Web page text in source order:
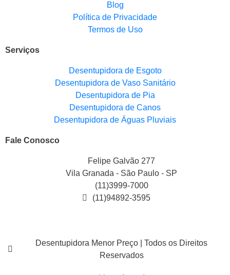
Blog
Política de Privacidade
Termos de Uso
Serviços
Desentupidora de Esgoto
Desentupidora de Vaso Sanitário
Desentupidora de Pia
Desentupidora de Canos
Desentupidora de Águas Pluviais
Fale Conosco
Felipe Galvão 277
Vila Granada - São Paulo - SP
(11)3999-7000
(11)94892-3595
Desentupidora Menor Preço | Todos os Direitos
Reservados